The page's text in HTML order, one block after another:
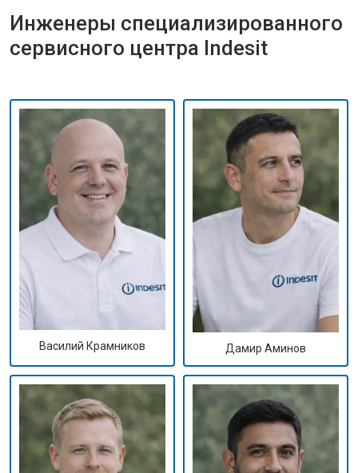
Инженеры специализированного
сервисного центра Indesit
Василий Крамников Дамир Аминов